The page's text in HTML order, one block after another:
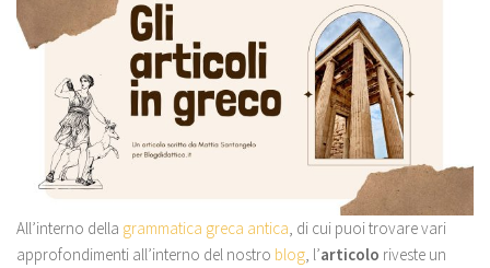
All’interno della grammatica greca antica , di cui puoi trovare vari
approfondimenti all’interno del nostro blog , l’articolo riveste un